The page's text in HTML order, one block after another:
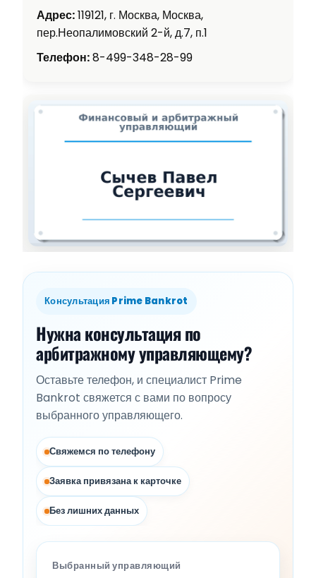
Адрес:119121, г. Москва, Москва,
пер.Неопалимовский 2-й, д.7, п.1
Телефон:8-499-348-28-99
Консультация Prime Bankrot
Нужна консультация по
арбитражному управляющему?
Оставьте телефон, и специалист Prime
Bankrot свяжется с вами по вопросу
выбранного управляющего.
Свяжемся по телефону
Заявка привязана к карточке
Без лишних данных
Выбранный управляющий